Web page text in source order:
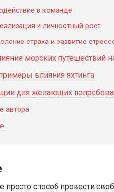
в команде
и личностный рост
страха и развитие
морских путешествий
влияния яхтинга
для желающих
автора
просто способ провести